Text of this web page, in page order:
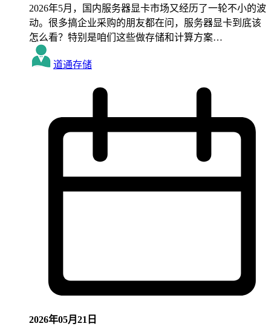
2026年5月，国内服务器显卡市场又经历了一轮不小的波
动。很多搞企业采购的朋友都在问，服务器显卡到底该
怎么看？特别是咱们这些做存储和计算方案…
道通存储
2026年05月21日